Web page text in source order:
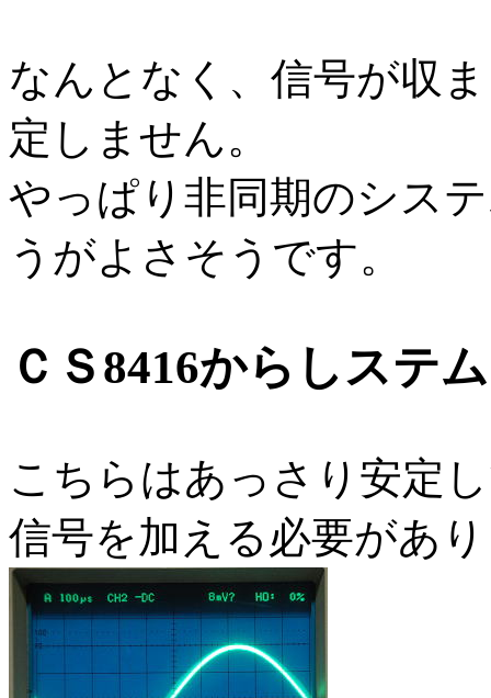
なんとなく、信号が収
定しません。
やっぱり非同期のシス
うがよさそうです。
ＣＳ8416からしステ
こちらはあっさり安定
信号を加える必要があ